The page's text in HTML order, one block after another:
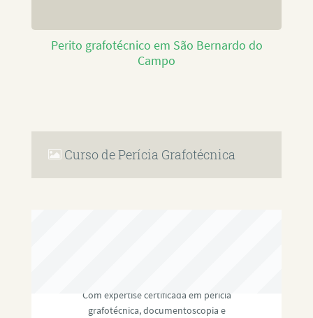
Perito grafotécnico em São Bernardo do
Campo
Curso de Perícia Grafotécnica
Com expertise certificada em perícia
grafotécnica, documentoscopia e